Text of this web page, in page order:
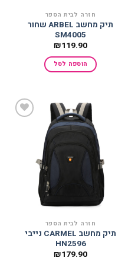
חזרה לבית הספר
תיק מחשב ARBEL שחור
SM4005
₪119.90
הוספה לסל
חזרה לבית הספר
תיק מחשב CARMEL נייבי
HN2596
₪179.90